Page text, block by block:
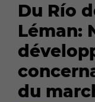
Du Río
Léman:
du